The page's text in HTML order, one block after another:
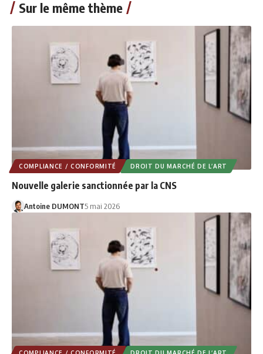
Sur le même thème
COMPLIANCE / CONFORMITÉ DROIT DU MARCHÉ DE L’ART
Nouvelle galerie sanctionnée par la CNS
Antoine DUMONT5 mai 2026